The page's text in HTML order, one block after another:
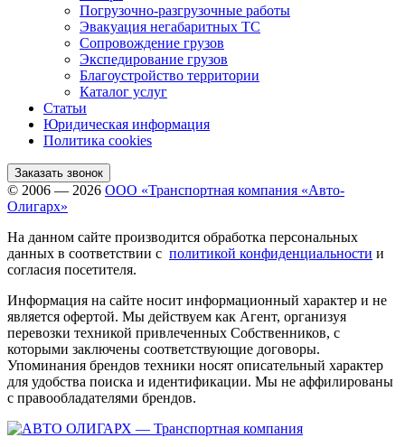
Погрузочно-разгрузочные работы
Эвакуация негабаритных ТС
Сопровождение грузов
Экспедирование грузов
Благоустройство территории
Каталог услуг
Статьи
Юридическая информация
Политика cookies
Заказать звонок
© 2006 — 2026 ООО «Транспортная компания «Авто-
Олигарх»
На данном сайте производится обработка персональных
данных в соответствии с политикой конфиденциальности и
согласия посетителя.
Информация на сайте носит информационный характер и не
является офертой. Мы действуем как Агент, организуя
перевозки техникой привлеченных Собственников, с
которыми заключены соответствующие договоры.
Упоминания брендов техники носят описательный характер
для удобства поиска и идентификации. Мы не аффилированы
с правообладателями брендов.